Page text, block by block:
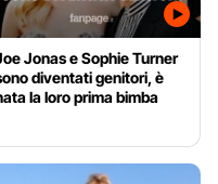
Jonas e Sophie Turner
diventati genitori, è
la loro prima bimba